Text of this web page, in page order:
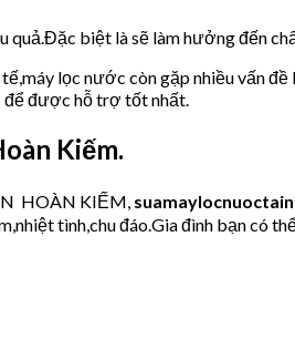
quả.Đặc biệt là sẽ làm hưởng đến
lọc nước còn gặp nhiều vấn
để được hỗ trợ tốt nhất.
Kiếm.
HOÀN KIẾM,
tình,chu đáo.Gia đình bạn